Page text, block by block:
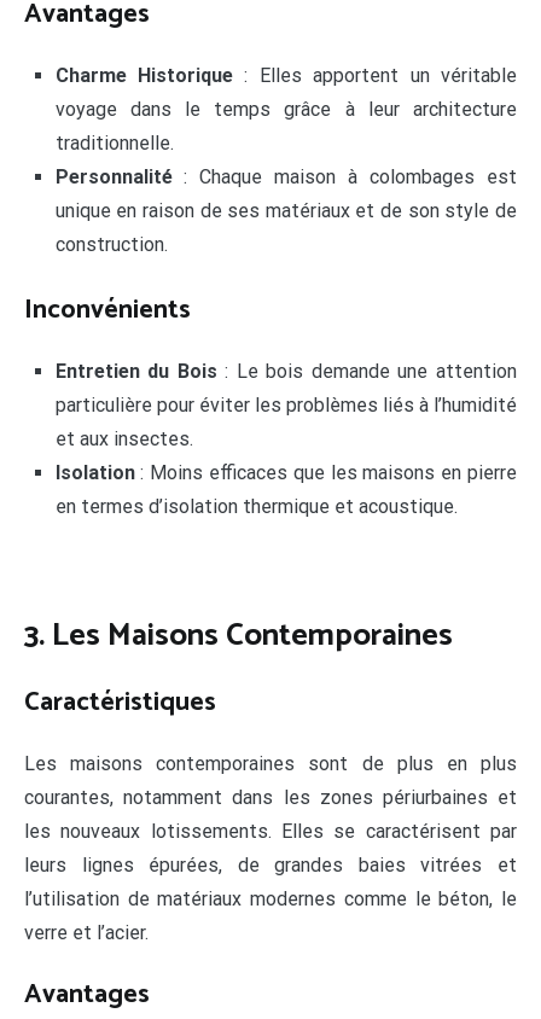
Avantages
Charme Historique : Elles apportent un véritable
voyage dans le temps grâce à leur architecture
traditionnelle.
Personnalité: Chaque maison à colombages est
unique en raison de ses matériaux et de son style de
construction.
Inconvénients
Entretien du Bois : Le bois demande une attention
particulière pour éviter les problèmes liés à l’humidité
et aux insectes.
Isolation: Moins efficaces que les maisons en pierre
en termes d’isolation thermique et acoustique.
3. Les Maisons Contemporaines
Caractéristiques
Les maisons contemporaines sont de plus en plus
courantes, notamment dans les zones périurbaines et
les nouveaux lotissements. Elles se caractérisent par
leurs lignes épurées, de grandes baies vitrées et
l’utilisation de matériaux modernes comme le béton, le
verre et l’acier.
Avantages